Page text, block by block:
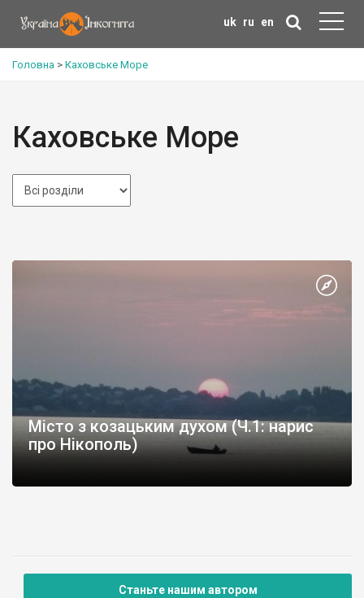
uk ru en
Головна > Каховське Море
Каховське Море
Місто з козацьким духом (Ч.1: нарис
про Нікополь)
Станьте нашим автором